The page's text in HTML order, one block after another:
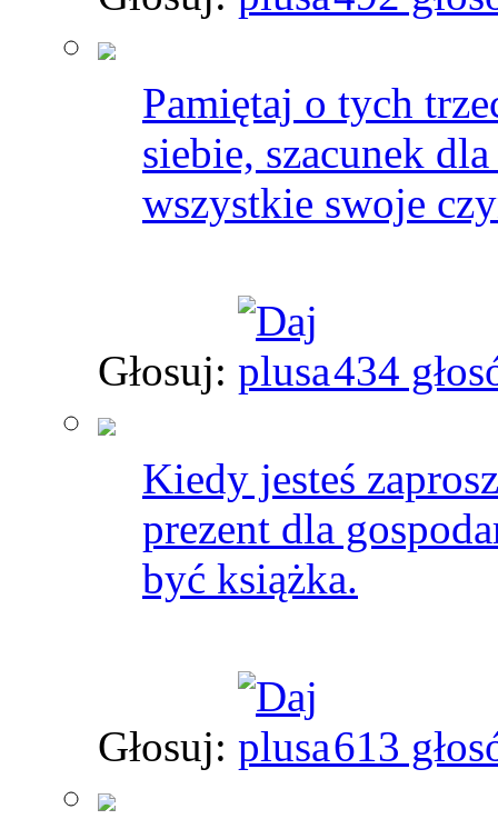
Pamiętaj o tych
siebie, szacunek
wszystkie swoje
Głosuj: 434
Kiedy jesteś
prezent dla
być książka.
Głosuj: 613